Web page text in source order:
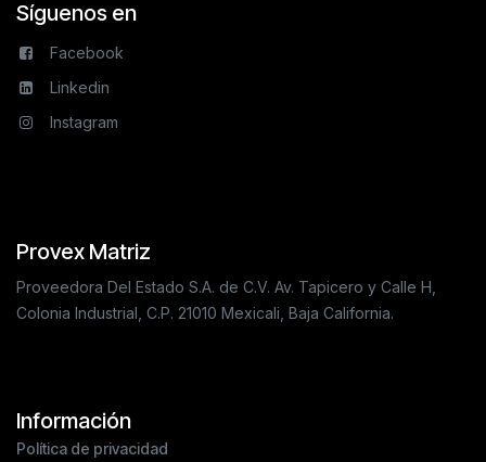
Síguenos en
Facebook
Linkedin
Instagram
Provex Matriz
Proveedora Del Estado S.A. de C.V. Av. Tapicero y Calle H,
Colonia Industrial, C.P. 21010 Mexicali, Baja California.
Información
Política de privacidad